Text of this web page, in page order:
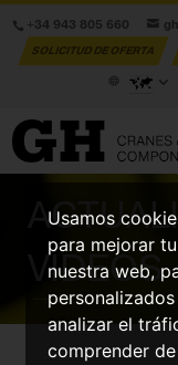
Usamos
para mejorar
nuestra web,
analizar el
comprender
+34 943 805 660
SOLICITUD DE OFERTA
VÍDEOS